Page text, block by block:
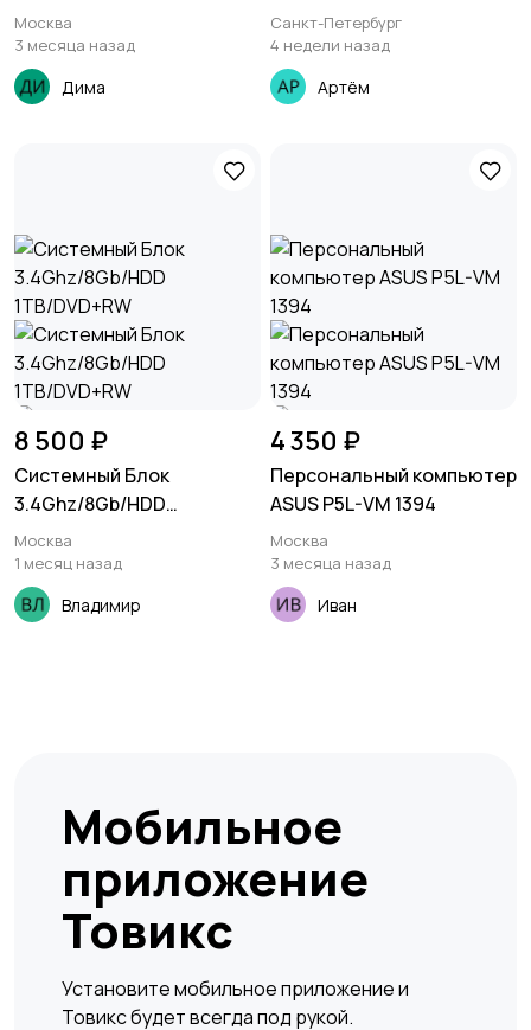
8370/32ГбKingston/SSD/H
DD
Москва
3 месяца назад
Дима
Санкт-Петербург
4 недели назад
Артём
8 500 ₽
Системный Блок
3.4Ghz/8Gb/HDD
1TB/DVD+RW
Москва
1 месяц назад
Владимир
4 350 ₽
Персональный компьютер
ASUS P5L-VM 1394
Москва
3 месяца назад
Иван
Мобильное
приложение
Товикс
Установите мобильное приложение и
Товикс будет всегда под рукой.